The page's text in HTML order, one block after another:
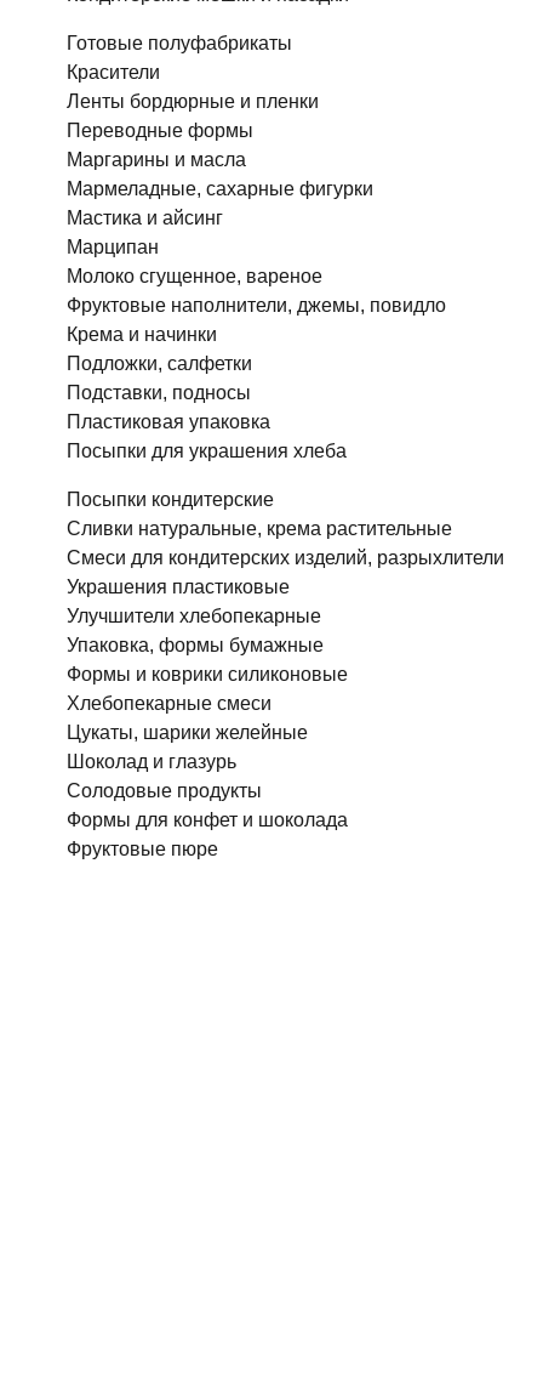
Готовые полуфабрикаты
Красители
Ленты бордюрные и пленки
Переводные формы
Маргарины и масла
Мармеладные, сахарные фигурки
Мастика и айсинг
Марципан
Молоко сгущенное, вареное
Фруктовые наполнители, джемы, повидло
Крема и начинки
Подложки, салфетки
Подставки, подносы
Пластиковая упаковка
Посыпки для украшения хлеба
Посыпки кондитерские
Сливки натуральные, крема растительные
Смеси для кондитерских изделий, разрыхлители
Украшения пластиковые
Улучшители хлебопекарные
Упаковка, формы бумажные
Формы и коврики силиконовые
Хлебопекарные смеси
Цукаты, шарики желейные
Шоколад и глазурь
Солодовые продукты
Формы для конфет и шоколада
Фруктовые пюре